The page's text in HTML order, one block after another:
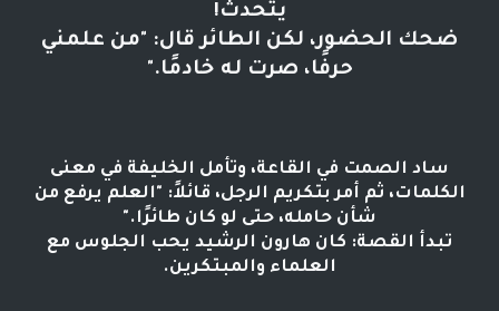
يتحدث!
ضحك الحضور، لكن الطائر قال: "من علمني
حرفًا، صرت له خادمًا."
ساد الصمت في القاعة، وتأمل الخليفة في معنى
الكلمات، ثم أمر بتكريم الرجل، قائلاً: "العلم يرفع من
شأن حامله، حتى لو كان طائرًا."
تبدأ القصة: كان هارون الرشيد يحب الجلوس مع
العلماء والمبتكرين.